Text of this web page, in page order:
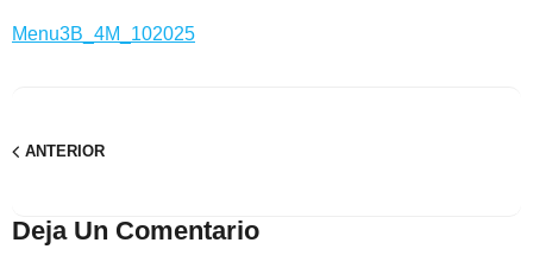
Menu3B_4M_102025
ANTERIOR
Deja Un Comentario